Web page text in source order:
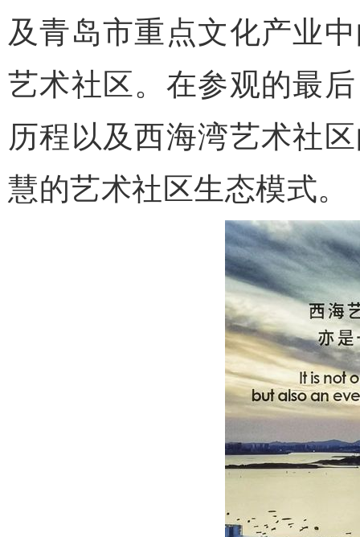
及青岛市重点文化产业
艺术社区。在参观的最
历程以及西海湾艺术社
慧的艺术社区生态模式。